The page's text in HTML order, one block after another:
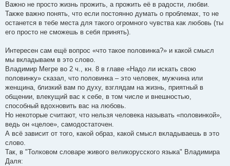
Важно не просто жизнь прожить, а прожить её в радости, любви.
Также важно понять, что если постоянно думать о проблемах, то не
останется в тебе места для такого огромного чувства как любовь (ты
его просто не сможешь в себя принять).
Интересен сам ещё вопрос «что такое половинка?» и какой смысл
мы вкладываем в это слово.
Владимир Мегре во 2 ч., кн. 8 в главе «Надо ли искать свою
половинку» сказал, что половинка – это человек, мужчина или
женщина, близкий вам по духу, взглядам на жизнь, приятный в
общении, влекущий вас к себе, в том числе и внешностью,
способный вдохновить вас на любовь.
Но некоторые считают, что нельзя человека называть «половинкой»,
ведь он «целое», самодостаточен.
А всё зависит от того, какой образ, какой смысл вкладываешь в это
слово.
Так, в "Толковом словаре живого великорусского языка" Владимира
Даля: